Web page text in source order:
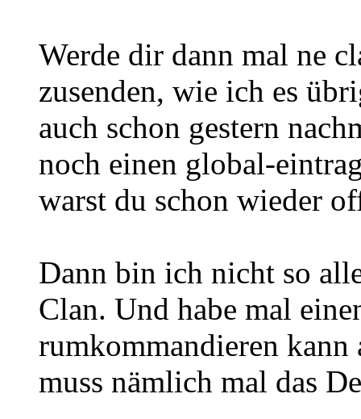
Werde dir dann mal ne
zusenden, wie ich es
auch schon gestern
noch einen global-
warst du schon wieder
Dann bin ich nicht so
Clan. Und habe mal
rumkommandieren kann
muss nämlich mal das